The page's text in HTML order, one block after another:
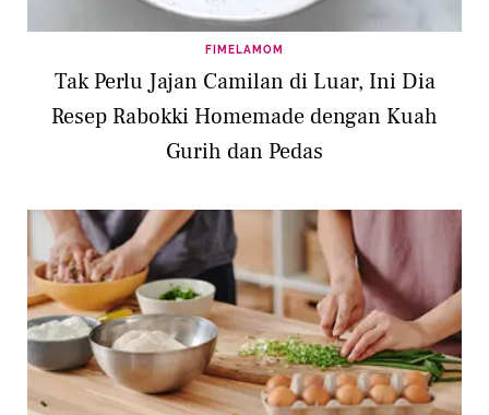
FIMELAMOM
Tak Perlu Jajan Camilan di Luar, Ini Dia
Resep Rabokki Homemade dengan Kuah
Gurih dan Pedas